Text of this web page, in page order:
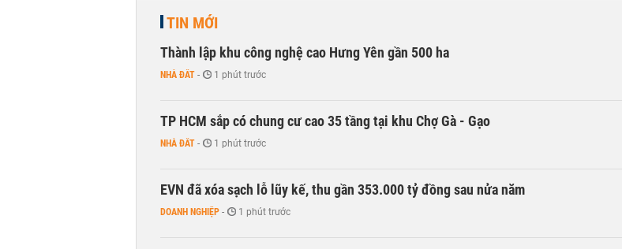
TIN MỚI
Thành lập khu công nghệ cao Hưng Yên gần 500 ha
NHÀ ĐẤT - 1 phút trước
TP HCM sắp có chung cư cao 35 tầng tại khu Chợ Gà - Gạo
NHÀ ĐẤT - 1 phút trước
EVN đã xóa sạch lỗ lũy kế, thu gần 353.000 tỷ đồng sau nửa năm
DOANH NGHIỆP - 1 phút trước